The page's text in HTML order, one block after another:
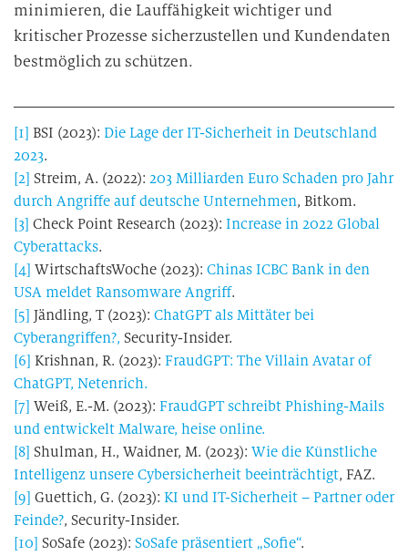
minimieren, die Lauffähigkeit wichtiger und
kritischer Prozesse sicherzustellen und Kundendaten
bestmöglich zu schützen.
[1] BSI (2023): Die Lage der IT-Sicherheit in Deutschland
2023.
[2] Streim, A. (2022): 203 Milliarden Euro Schaden pro Jahr
durch Angriffe auf deutsche Unternehmen, Bitkom.
[3] Check Point Research (2023): Increase in 2022 Global
Cyberattacks.
[4] WirtschaftsWoche (2023): Chinas ICBC Bank in den
USA meldet Ransomware Angriff.
[5] Jändling, T (2023): ChatGPT als Mittäter bei
Cyberangriffen?, Security-Insider.
[6] Krishnan, R. (2023): FraudGPT: The Villain Avatar of
ChatGPT, Netenrich.
[7] Weiß, E.-M. (2023): FraudGPT schreibt Phishing-Mails
und entwickelt Malware, heise online.
[8] Shulman, H., Waidner, M. (2023): Wie die Künstliche
Intelligenz unsere Cybersicherheit beeinträchtigt, FAZ.
[9] Guettich, G. (2023): KI und IT-Sicherheit – Partner oder
Feinde?, Security-Insider.
[10] SoSafe (2023): SoSafe präsentiert „Sofie“.